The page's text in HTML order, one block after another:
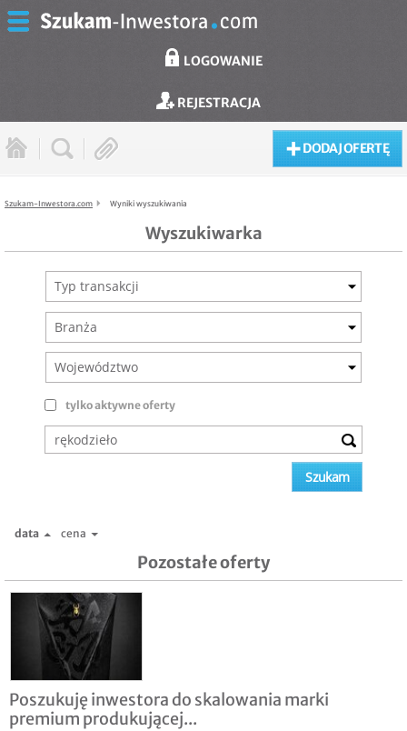
LOGOWANIE
REJESTRACJA
DODAJ OFERTĘ
Szukam-Inwestora.com Wyniki wyszukiwania
Wyszukiwarka
Typ transakcji
Branża
Województwo
tylko aktywne oferty
data cena
Pozostałe oferty
Poszukuję inwestora do skalowania marki
premium produkującej...